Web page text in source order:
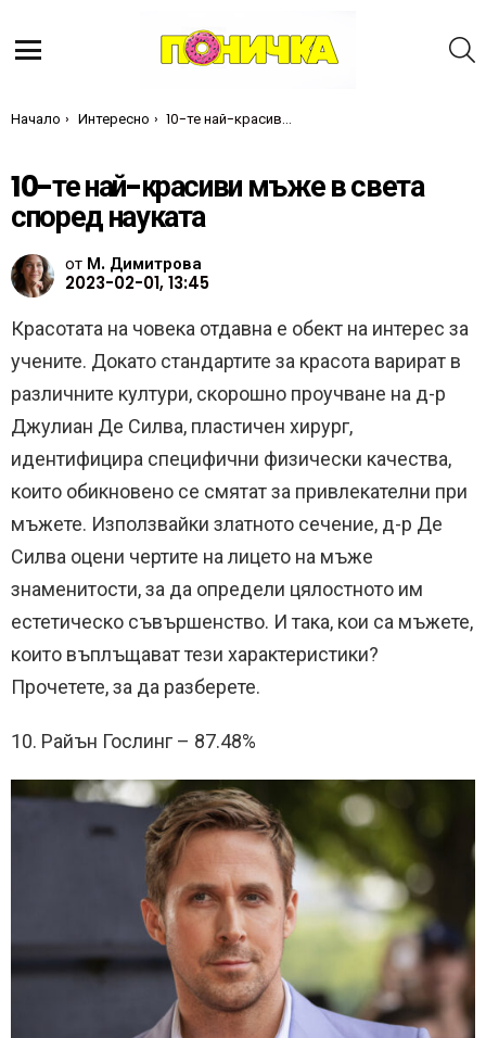
Ти си тук:
Начало Интересно 10-те най-красиви мъже в света според науката
10-те най-красиви мъже в света
според науката
от М. Димитрова
2023-02-01, 13:45
Красотата на човека отдавна е обект на интерес за
учените. Докато стандартите за красота варират в
различните култури, скорошно проучване на д-р
Джулиан Де Силва, пластичен хирург,
идентифицира специфични физически качества,
които обикновено се смятат за привлекателни при
мъжете. Използвайки златното сечение, д-р Де
Силва оцени чертите на лицето на мъже
знаменитости, за да определи цялостното им
естетическо съвършенство. И така, кои са мъжете,
които въплъщават тези характеристики?
Прочетете, за да разберете.
10. Райън Гослинг – 87.48%